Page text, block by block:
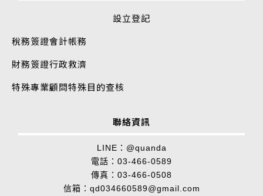
設立登記
稅務簽證會計帳務
財務簽證行政救濟
特殊專業顧問特殊目的查核
聯絡資訊
LINE： @quanda
電話： 03-466-0589
傳真：03-466-0508
信箱： qd034660589@gmail.com